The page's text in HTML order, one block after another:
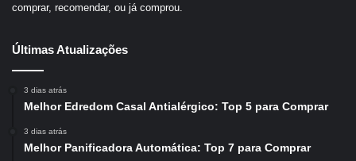
comprar, recomendar, ou já comprou.
Últimas Atualizações
3 dias atrás
Melhor Edredom Casal Antialérgico: Top 5 para Comprar
3 dias atrás
Melhor Panificadora Automática: Top 7 para Comprar